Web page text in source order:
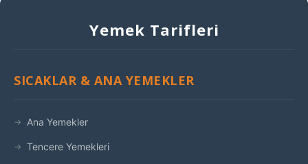
Yemek Tarifleri
SICAKLAR & ANA YEMEKLER
Ana Yemekler
Tencere Yemekleri